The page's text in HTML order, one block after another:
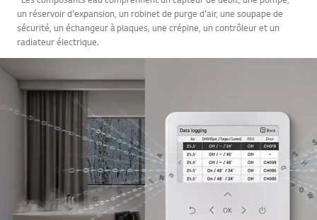
un réservoir d'expansion, un robinet de purge d'air, une soupape de
sécurité, un échangeur à plaques, une crépine, un contrôleur et un
radiateur électrique.